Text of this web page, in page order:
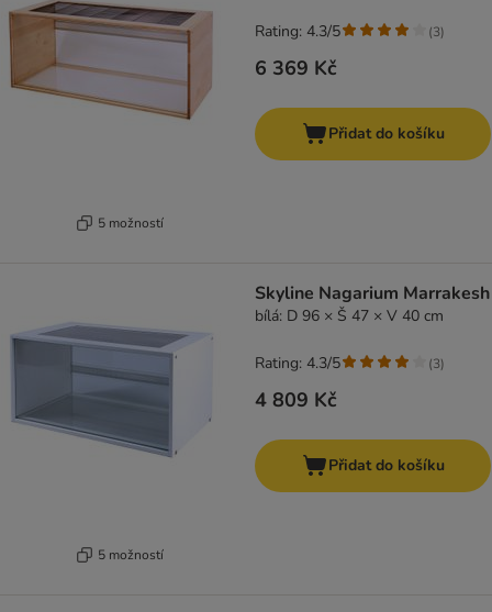
5 možností
6 369 Kč
Rating: 4.3/5 (3)
Přidat do košíku
5 možností
Skyline Nagarium Marrakesh
bílá: D 96 × Š 47 × V 40 cm
4 809 Kč
Rating: 4.3/5 (3)
Přidat do košíku